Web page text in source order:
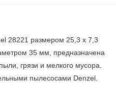
28221 размером 25,3 x 7,3
35 мм, предназначена
грязи и мелкого мусора.
пылесосами Denzel.